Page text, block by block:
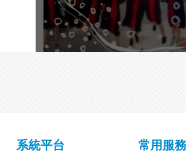
系統平台 常用服務